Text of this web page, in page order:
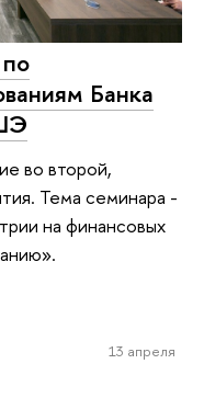
Банка
во второй,
Тема семинара -
на финансовых
13 апреля